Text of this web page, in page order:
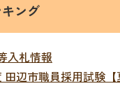
ング
入札情報
田辺市職員採用試験